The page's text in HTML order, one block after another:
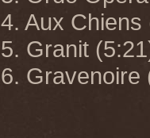
4. Aux Chiens
5. Granit
6.